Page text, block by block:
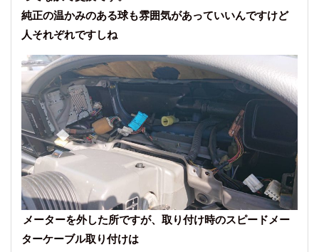
純正の温かみのある球も雰囲気があっていいんですけど
人それぞれですしね
メーターを外した所ですが、取り付け時のスピードメー
ターケーブル取り付けは